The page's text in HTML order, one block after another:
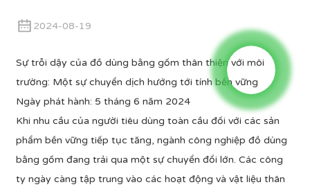
2024-08-19
Sự trỗi dậy của đồ dùng bằng gốm thân thiện với môi
trường: Một sự chuyển dịch hướng tới tính bền vững
Ngày phát hành: 5 tháng 6 năm 2024
Khi nhu cầu của người tiêu dùng toàn cầu đối với các sản
phẩm bền vững tiếp tục tăng, ngành công nghiệp đồ dùng
bằng gốm đang trải qua một sự chuyển đổi lớn. Các công
ty ngày càng tập trung vào các hoạt động và vật liệu thân